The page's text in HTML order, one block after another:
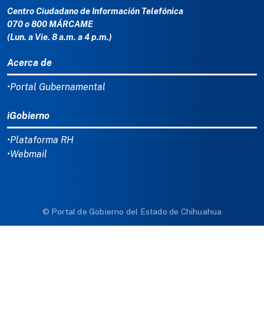
Centro Ciudadano de Información Telefónica
070 o 800 MÁRCAME
(Lun. a Vie. 8 a.m. a 4 p.m.)
Acerca de
•Portal Gubernamental
iGobierno
•Plataforma RH
•Webmail
© Portal de Gobierno del Estado de Chihuahua